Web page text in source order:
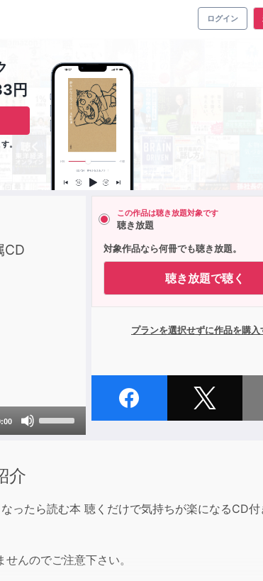
ログイン
円
。
CD
or
この作品は聴き放題対象です
聴き放題
対象作品なら何冊でも聴き放題。
聴き放題で聴く
プランを選択せずに作品を購入
介
ったら読む本 聴くだけで気持ちが楽になるCD
んのでご注意下さい。